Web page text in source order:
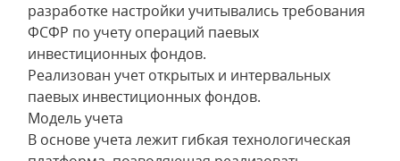
разработке настройки учитывались требования
ФСФР по учету операций паевых
инвестиционных фондов.
Реализован учет открытых и интервальных
паевых инвестиционных фондов.
Модель учета
В основе учета лежит гибкая технологическая